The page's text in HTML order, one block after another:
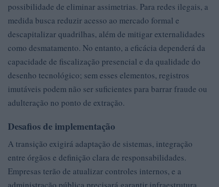
possibilidade de eliminar assimetrias. Para redes ilegais, a
medida busca reduzir acesso ao mercado formal e
descapitalizar quadrilhas, além de mitigar externalidades
como desmatamento. No entanto, a eficácia dependerá da
capacidade de fiscalização presencial e da qualidade do
desenho tecnológico; sem esses elementos, registros
imutáveis podem não ser suficientes para barrar fraude ou
adulteração no ponto de extração.
Desafios de implementação
A transição exigirá adaptação de sistemas, integração
entre órgãos e definição clara de responsabilidades.
Empresas terão de atualizar controles internos, e a
administração pública precisará garantir infraestrutura